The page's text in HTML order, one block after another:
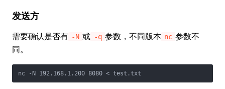
发送方
需要确认是否有 -N 或 -q 参数，不同版本 nc 参数不
同。
nc -N 192.168.1.200 8080 < test.txt